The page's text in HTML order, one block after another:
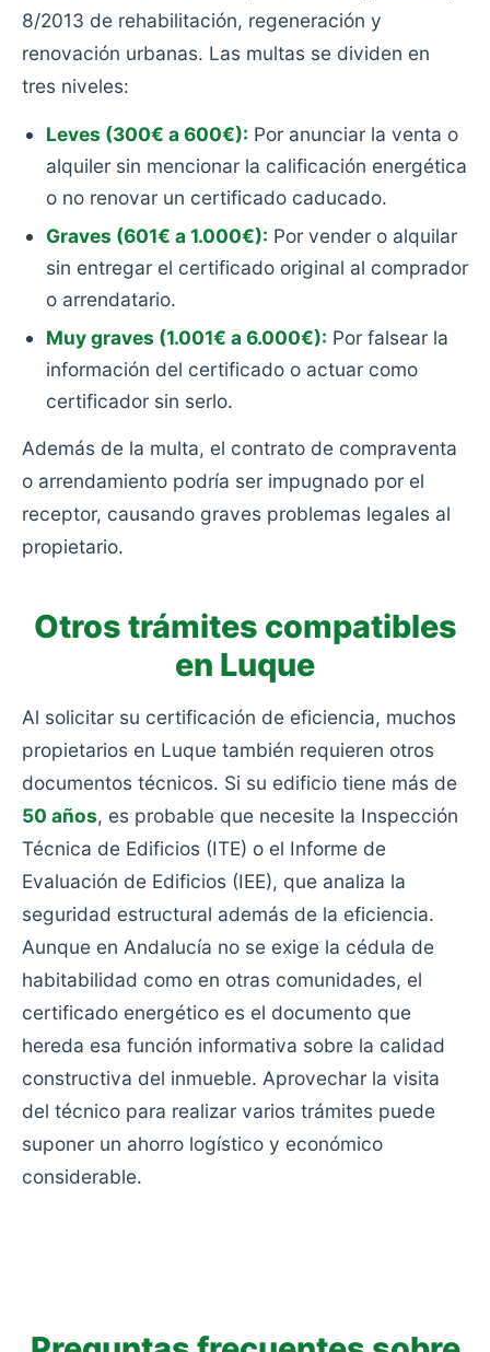
8/2013 de rehabilitación, regeneración y
renovación urbanas. Las multas se dividen en
tres niveles:
Leves (300€ a 600€): Por anunciar la venta o
alquiler sin mencionar la calificación energética
o no renovar un certificado caducado.
Graves (601€ a 1.000€): Por vender o alquilar
sin entregar el certificado original al comprador
o arrendatario.
Muy graves (1.001€ a 6.000€): Por falsear la
información del certificado o actuar como
certificador sin serlo.
Además de la multa, el contrato de compraventa
o arrendamiento podría ser impugnado por el
receptor, causando graves problemas legales al
propietario.
Otros trámites compatibles
en Luque
Al solicitar su certificación de eficiencia, muchos
propietarios en Luque también requieren otros
documentos técnicos. Si su edificio tiene más de
50 años, es probable que necesite la Inspección
Técnica de Edificios (ITE) o el Informe de
Evaluación de Edificios (IEE), que analiza la
seguridad estructural además de la eficiencia.
Aunque en Andalucía no se exige la cédula de
habitabilidad como en otras comunidades, el
certificado energético es el documento que
hereda esa función informativa sobre la calidad
constructiva del inmueble. Aprovechar la visita
del técnico para realizar varios trámites puede
suponer un ahorro logístico y económico
considerable.